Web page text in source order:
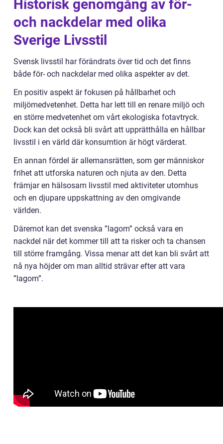
Historisk genomgång av för-
och nackdelar med olika
Sverige Livsstil
Svensk livsstil har förändrats över tid och det finns
både för- och nackdelar med olika aspekter av det.
En positiv aspekt är fokusen på hållbarhet och
miljömedvetenhet. Detta har lett till en renare miljö och
en större medvetenhet om vårt ekologiska fotavtryck.
Dock kan det också bli svårt att upprätthålla en hållbar
livsstil i en värld där konsumtion är högt värderat.
En annan fördel är allemansrätten, som ger människor
frihet att utforska naturen och njuta av den. Detta
främjar en hälsosam livsstil med aktiviteter utomhus
och en djupare uppskattning av den omgivande
världen.
Däremot kan det svenska ”lagom” också vara en
nackdel när det kommer till att ta risker och ta chansen
till större framgång. Vissa menar att det kan bli svårt att
nå nya höjder om man alltid strävar efter att vara
”lagom”.